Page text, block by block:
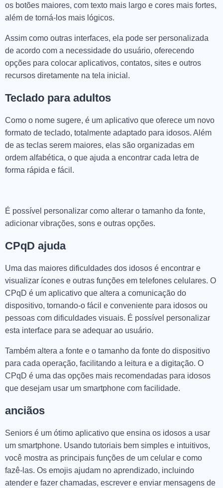
os botões maiores, com texto mais largo e cores mais fortes,
além de torná-los mais lógicos.
Assim como outras interfaces, ela pode ser personalizada
de acordo com a necessidade do usuário, oferecendo
opções para colocar aplicativos, contatos, sites e outros
recursos diretamente na tela inicial.
Teclado para adultos
Como o nome sugere, é um aplicativo que oferece um novo
formato de teclado, totalmente adaptado para idosos. Além
de as teclas serem maiores, elas são organizadas em
ordem alfabética, o que ajuda a encontrar cada letra de
forma rápida e fácil.
É possível personalizar como alterar o tamanho da fonte,
adicionar vibrações, sons e outras opções.
CPqD ajuda
Uma das maiores dificuldades dos idosos é encontrar e
visualizar ícones e outras funções em telefones celulares. O
CPqD é um aplicativo que altera a comunicação do
dispositivo, tornando-o fácil e conveniente para idosos ou
pessoas com dificuldades visuais. É possível personalizar
esta interface para se adequar ao usuário.
Também altera a fonte e o tamanho da fonte do dispositivo
para cada operação, facilitando a leitura e a digitação. O
CPqD é uma das opções mais recomendadas para idosos
que desejam usar um smartphone com facilidade.
anciãos
Seniors é um ótimo aplicativo que ensina os idosos a usar
um smartphone. Usando tutoriais bem simples e intuitivos,
você mostra as principais funções de um celular e como
fazê-las. Os emojis ajudam no aprendizado, incluindo
atender e fazer chamadas, escrever e enviar mensagens de